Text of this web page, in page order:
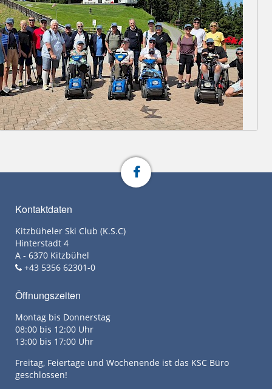
Kontaktdaten
Kitzbüheler Ski Club (K.S.C)
Hinterstadt 4
A - 6370 Kitzbühel
+43 5356 62301-0
Öffnungszeiten
Montag bis Donnerstag
08:00 bis 12:00 Uhr
13:00 bis 17:00 Uhr
Freitag, Feiertage und Wochenende ist das KSC Büro
geschlossen!